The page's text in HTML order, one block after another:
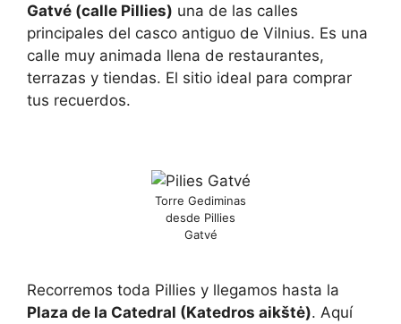
Gatvé (calle Pillies) una de las calles
principales del casco antiguo de Vilnius. Es una
calle muy animada llena de restaurantes,
terrazas y tiendas. El sitio ideal para comprar
tus recuerdos.
Torre Gediminas
desde Pillies
Gatvé
Recorremos toda Pillies y llegamos hasta la
Plaza de la Catedral (Katedros aikštė). Aquí